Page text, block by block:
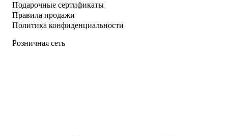
Подарочные сертификаты
Правила продажи
Политика конфиденциальности
Розничная сеть